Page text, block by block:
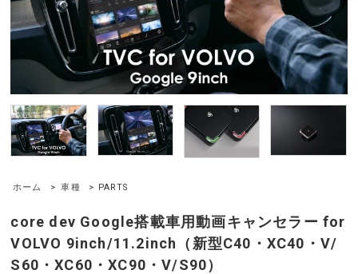
ホーム > 車種 > PARTS
core dev Google搭載車用動画キャンセラー for
VOLVO 9inch/11.2inch（新型C40・XC40・V/
S60・XC60・XC90・V/S90）